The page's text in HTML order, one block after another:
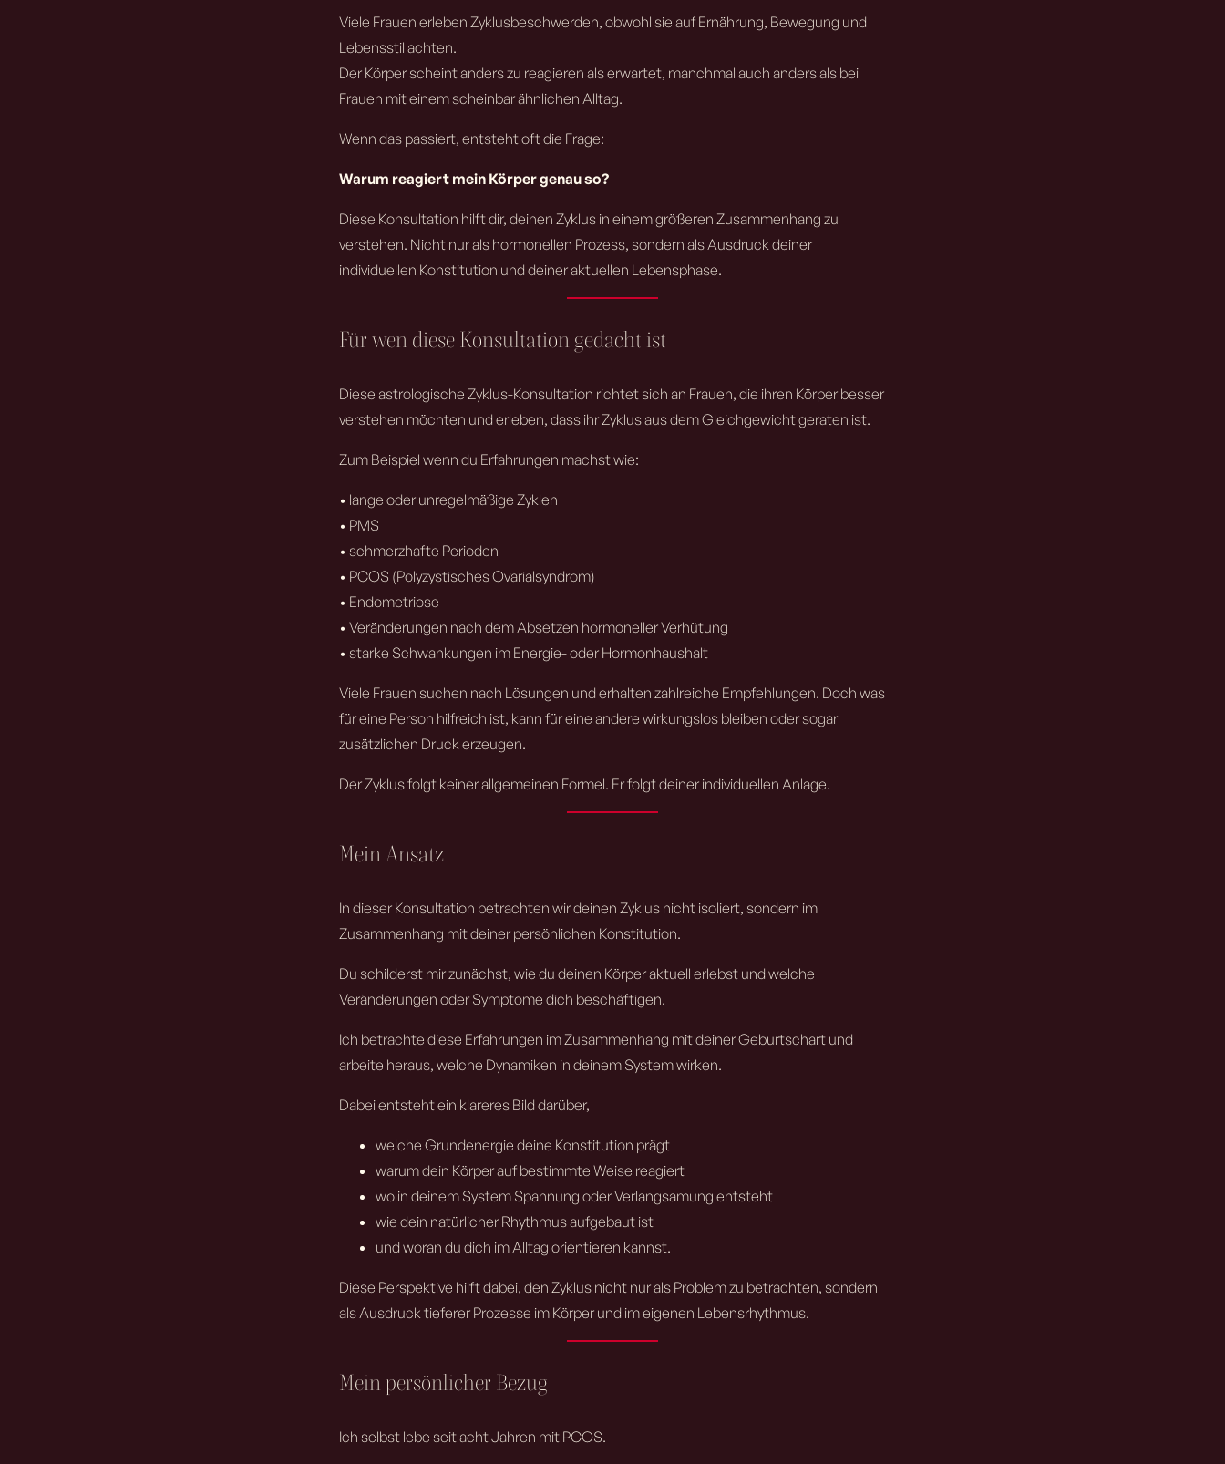
Viele Frauen erleben Zyklusbeschwerden, obwohl sie auf Ernährung, Bewegung und
Lebensstil achten.
Der Körper scheint anders zu reagieren als erwartet, manchmal auch anders als bei
Frauen mit einem scheinbar ähnlichen Alltag.
Wenn das passiert, entsteht oft die Frage:
Warum reagiert mein Körper genau so?
Diese Konsultation hilft dir, deinen Zyklus in einem größeren Zusammenhang zu
verstehen. Nicht nur als hormonellen Prozess, sondern als Ausdruck deiner
individuellen Konstitution und deiner aktuellen Lebensphase.
Für wen diese Konsultation gedacht ist
Diese astrologische Zyklus-Konsultation richtet sich an Frauen, die ihren Körper besser
verstehen möchten und erleben, dass ihr Zyklus aus dem Gleichgewicht geraten ist.
Zum Beispiel wenn du Erfahrungen machst wie:
• lange oder unregelmäßige Zyklen
• PMS
• schmerzhafte Perioden
• PCOS (Polyzystisches Ovarialsyndrom)
• Endometriose
• Veränderungen nach dem Absetzen hormoneller Verhütung
• starke Schwankungen im Energie- oder Hormonhaushalt
Viele Frauen suchen nach Lösungen und erhalten zahlreiche Empfehlungen. Doch was
für eine Person hilfreich ist, kann für eine andere wirkungslos bleiben oder sogar
zusätzlichen Druck erzeugen.
Der Zyklus folgt keiner allgemeinen Formel. Er folgt deiner individuellen Anlage.
Mein Ansatz
In dieser Konsultation betrachten wir deinen Zyklus nicht isoliert, sondern im
Zusammenhang mit deiner persönlichen Konstitution.
Du schilderst mir zunächst, wie du deinen Körper aktuell erlebst und welche
Veränderungen oder Symptome dich beschäftigen.
Ich betrachte diese Erfahrungen im Zusammenhang mit deiner Geburtschart und
arbeite heraus, welche Dynamiken in deinem System wirken.
Dabei entsteht ein klareres Bild darüber,
welche Grundenergie deine Konstitution prägt
warum dein Körper auf bestimmte Weise reagiert
wo in deinem System Spannung oder Verlangsamung entsteht
wie dein natürlicher Rhythmus aufgebaut ist
und woran du dich im Alltag orientieren kannst.
Diese Perspektive hilft dabei, den Zyklus nicht nur als Problem zu betrachten, sondern
als Ausdruck tieferer Prozesse im Körper und im eigenen Lebensrhythmus.
Mein persönlicher Bezug
Ich selbst lebe seit acht Jahren mit PCOS.